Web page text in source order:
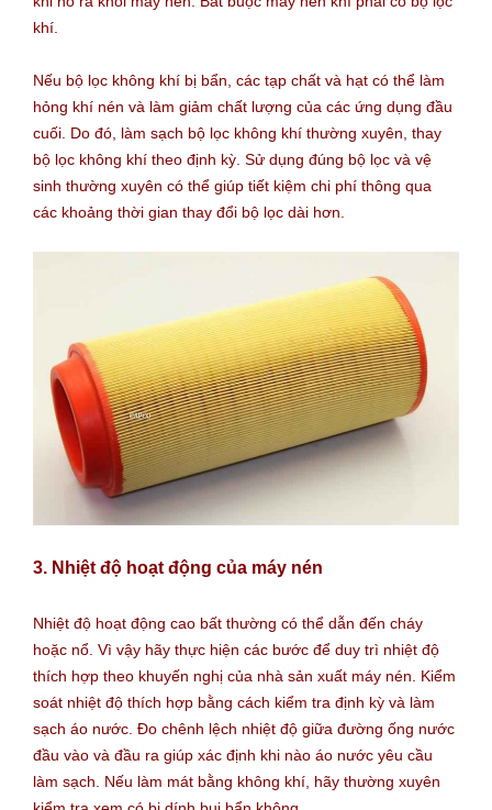
khí.
Nếu bộ lọc không khí bị bẩn, các tạp chất và hạt có thể làm
hỏng khí nén và làm giảm chất lượng của các ứng dụng đầu
cuối. Do đó, làm sạch bộ lọc không khí thường xuyên, thay
bộ lọc không khí theo định kỳ. Sử dụng đúng bộ lọc và vệ
sinh thường xuyên có thể giúp tiết kiệm chi phí thông qua
các khoảng thời gian thay đổi bộ lọc dài hơn.
3. Nhiệt độ hoạt động của máy nén
Nhiệt độ hoạt động cao bất thường có thể dẫn đến cháy
hoặc nổ. Vì vậy hãy thực hiện các bước để duy trì nhiệt độ
thích hợp theo khuyến nghị của nhà sản xuất máy nén. Kiểm
soát nhiệt độ thích hợp bằng cách kiểm tra định kỳ và làm
sạch áo nước. Đo chênh lệch nhiệt độ giữa đường ống nước
đầu vào và đầu ra giúp xác định khi nào áo nước yêu cầu
làm sạch. Nếu làm mát bằng không khí, hãy thường xuyên